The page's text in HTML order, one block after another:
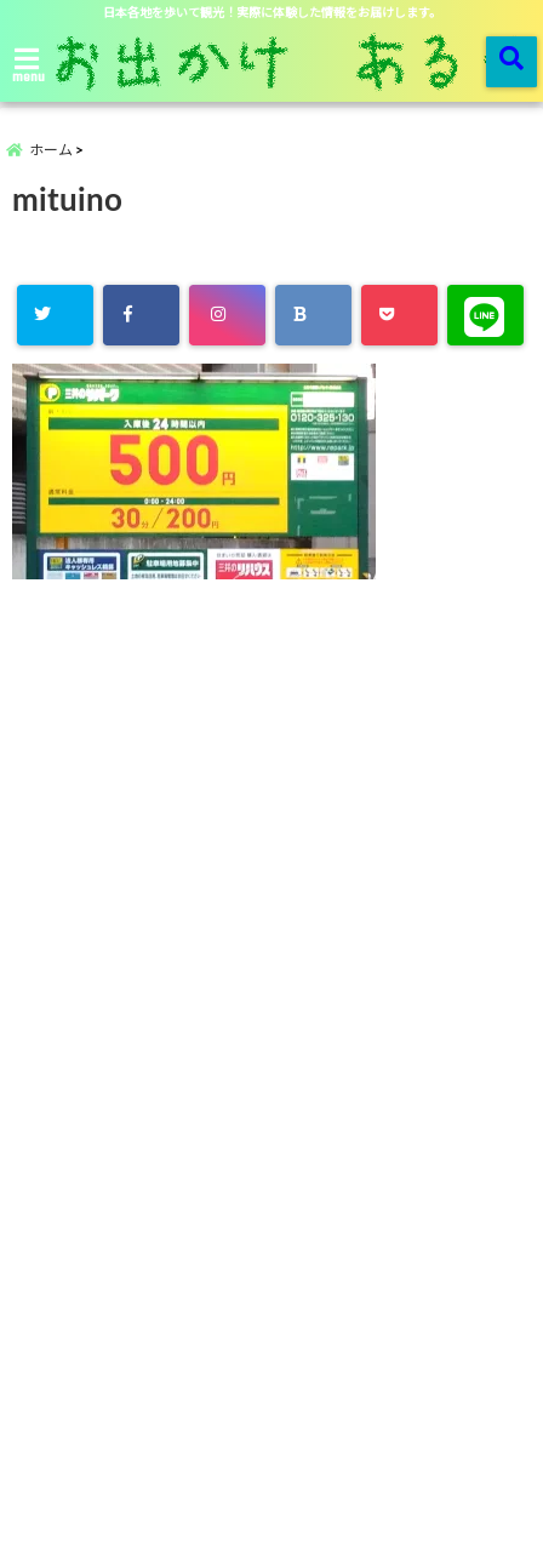
日本各地を歩いて観光！実際に体験した情報をお届けします。
menu
ホーム
mituino